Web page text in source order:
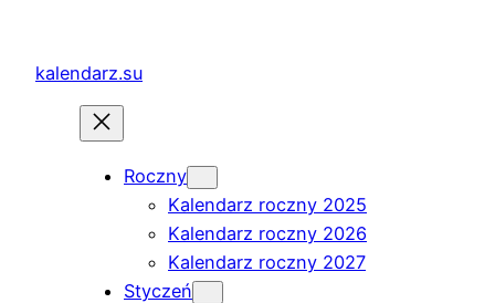
treścikalendarz.su
Roczny
Kalendarz roczny 2025
Kalendarz roczny 2026
Kalendarz roczny 2027
Styczeń